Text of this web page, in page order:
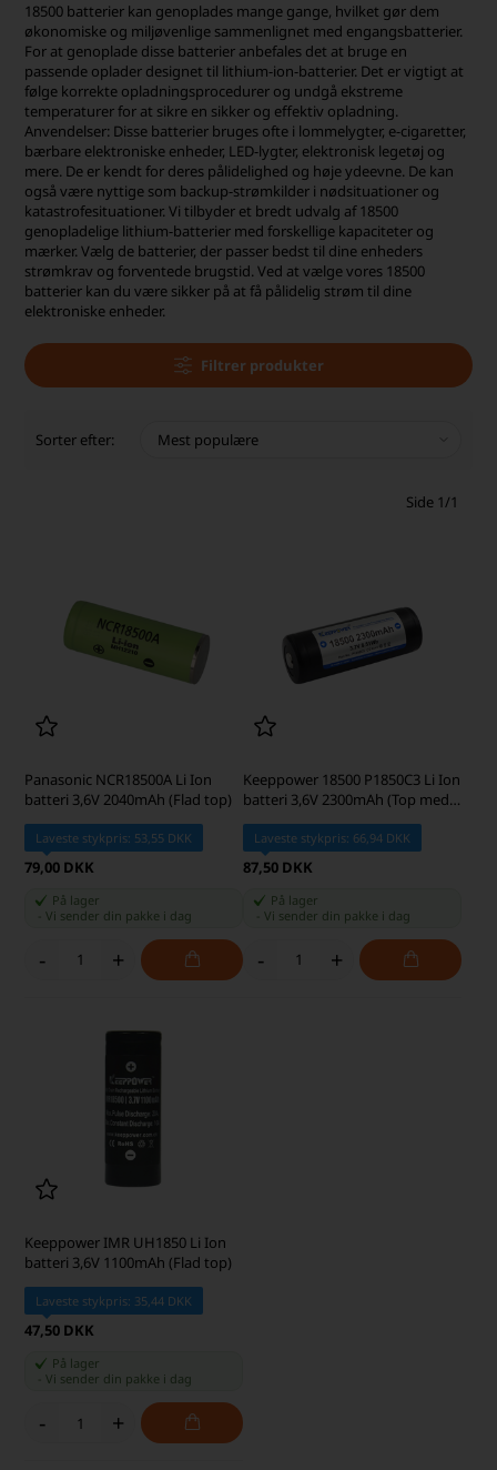
18500 batterier kan genoplades mange gange, hvilket gør dem
økonomiske og miljøvenlige sammenlignet med engangsbatterier.
For at genoplade disse batterier anbefales det at bruge en
passende oplader designet til lithium-ion-batterier. Det er vigtigt at
følge korrekte opladningsprocedurer og undgå ekstreme
temperaturer for at sikre en sikker og effektiv opladning.
Anvendelser: Disse batterier bruges ofte i lommelygter, e-cigaretter,
bærbare elektroniske enheder, LED-lygter, elektronisk legetøj og
mere. De er kendt for deres pålidelighed og høje ydeevne. De kan
også være nyttige som backup-strømkilder i nødsituationer og
katastrofesituationer. Vi tilbyder et bredt udvalg af 18500
genopladelige lithium-batterier med forskellige kapaciteter og
mærker. Vælg de batterier, der passer bedst til dine enheders
strømkrav og forventede brugstid. Ved at vælge vores 18500
batterier kan du være sikker på at få pålidelig strøm til dine
elektroniske enheder.
Filtrer produkter
Sorter efter:
Side 1/1
Panasonic NCR18500A Li Ion
batteri 3,6V 2040mAh (Flad top)
Laveste stykpris: 53,55 DKK
79,00 DKK
På lager
-Vi sender din pakke i dag
- +
Keeppower 18500 P1850C3 Li Ion
batteri 3,6V 2300mAh (Top med
Laveste stykpris: 66,94 DKK
87,50 DKK
På lager
Vi sender din pakke i dag
- +
Keeppower IMR UH1850 Li Ion
batteri 3,6V 1100mAh (Flad top)
Laveste stykpris: 35,44 DKK
47,50 DKK
På lager
-Vi sender din pakke i dag
- +